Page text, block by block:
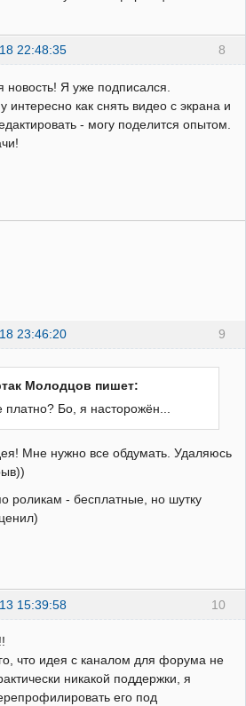
8
22:48:35
новость! Я уже подписался.
интересно как снять видео с экрана и
- могу поделится опытом.
9
23:46:20
Молодцов пишет:
платно? Бо, я насторожён...
Мне нужно все обдумать. Удаляюсь
роликам - бесплатные, но шутку
10
15:39:58
что идея с каналом для форума не
никакой поддержки, я
его под